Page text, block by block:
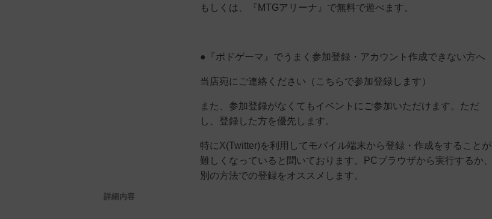
詳細内容
もしくは、『MTGアリーナ』で無料で遊べます。
●『ボドゲーマ』でうまく参加登録・アカウント作成できない方へ
当店宛にご連絡ください（こちらで参加登録します）
また、参加登録がなくてもイベントにご参加いただけます。ただ
し、登録した方を優先します。
特にX(Twitter)を利用してモバイル端末から登録・作成をすることが
難しくなっていると聞いております。PCブラウザから実行するか、
別の方法での登録をオススメします。